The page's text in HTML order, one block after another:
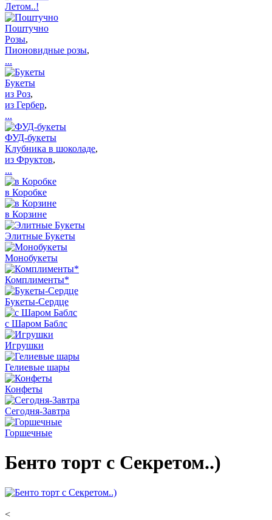
Летом..!
Поштучно
Розы,
Пионовидные розы,
...
Букеты
из Роз,
из Гербер,
...
ФУД-букеты
Клубника в шоколаде,
из Фруктов,
...
в Коробке
в Корзине
Элитные Букеты
Монобукеты
Комплименты*
Букеты-Сердце
с Шаром Баблс
Игрушки
Гелиевые шары
Конфеты
Сегодня-Завтра
Горшечные
Бенто торт с Секретом..)
<